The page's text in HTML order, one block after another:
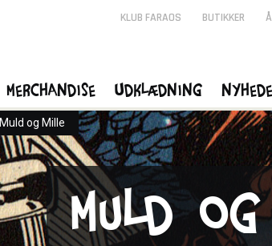
Muld og Mille
Muld
KLUB FARAOS BUTIKKER
Merchandise Udklædning